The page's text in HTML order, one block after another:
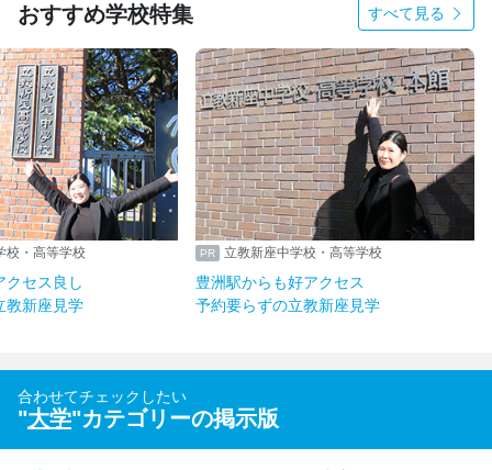
おすすめ学校特集 すべて見る
校・高等学校
クセス良し
教新座見学
立教新座中学校・高等学校
豊洲駅からも好アクセス
予約要らずの立教新座見学
合わせてチェックしたい
"大学"カテゴリーの掲示版